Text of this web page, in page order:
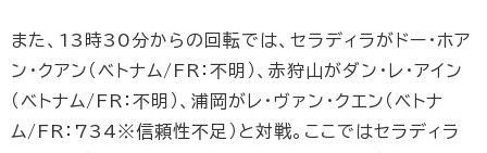
また、13時30分からの回転では、セラディラがドー・ホア
ン・クアン（ベトナム/FR：不明）、赤狩山がダン・レ・アイン
（ベトナム/FR：不明）、浦岡がレ・ヴァン・クエン（ベトナ
ム/FR：734※信頼性不足）と対戦。ここではセラディラ